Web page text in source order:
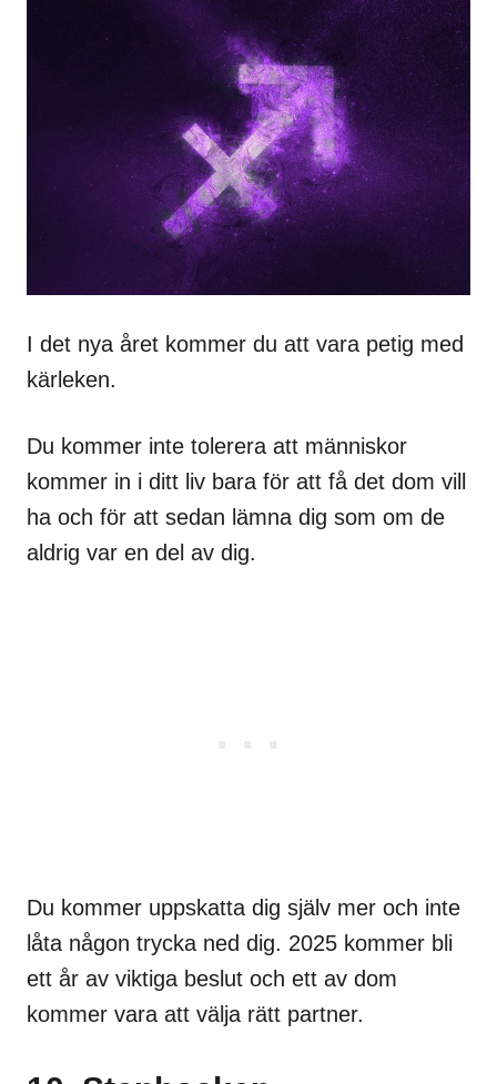
I det nya året kommer du att vara petig med
kärleken.
Du kommer inte tolerera att människor
kommer in i ditt liv bara för att få det dom vill
ha och för att sedan lämna dig som om de
aldrig var en del av dig.
Du kommer uppskatta dig själv mer och inte
låta någon trycka ned dig. 2025 kommer bli
ett år av viktiga beslut och ett av dom
kommer vara att välja rätt partner.